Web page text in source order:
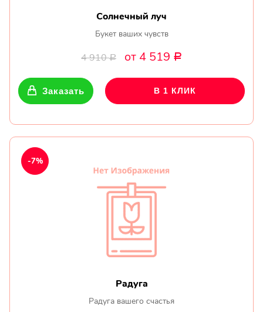
Солнечный луч
Букет ваших чувств
4 910Р от 4 519 Р
Заказать В 1 КЛИК
Радуга
Радуга вашего счастья
-7%